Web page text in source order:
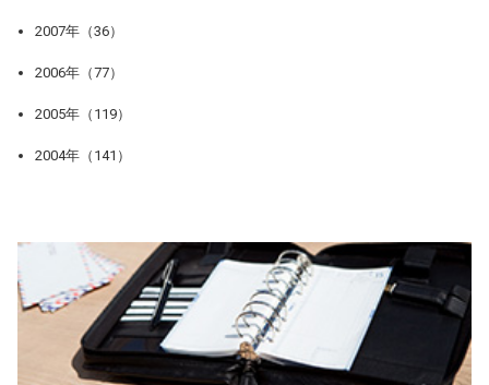
2007年（36）
2006年（77）
2005年（119）
2004年（141）